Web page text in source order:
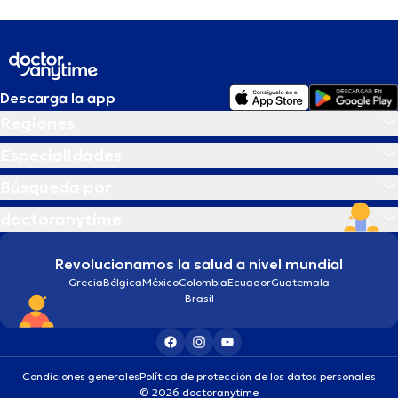
Descarga la app
Revolucionamos la salud a nivel mundial
GreciaBélgicaMéxicoColombiaEcuadorGuatemala
Brasil
Condiciones generalesPolítica de protección de los datos personales
© 2026 doctoranytime